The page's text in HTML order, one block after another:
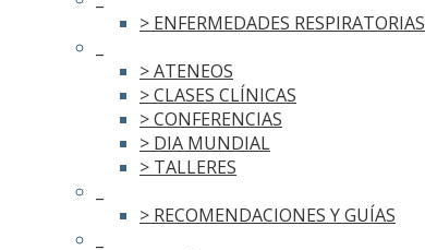
> ENFERMEDADES RESPIRATORIAS
> ATENEOS
> CLASES CLÍNICAS
> CONFERENCIAS
> DIA MUNDIAL
> TALLERES
> RECOMENDACIONES Y GUÍAS